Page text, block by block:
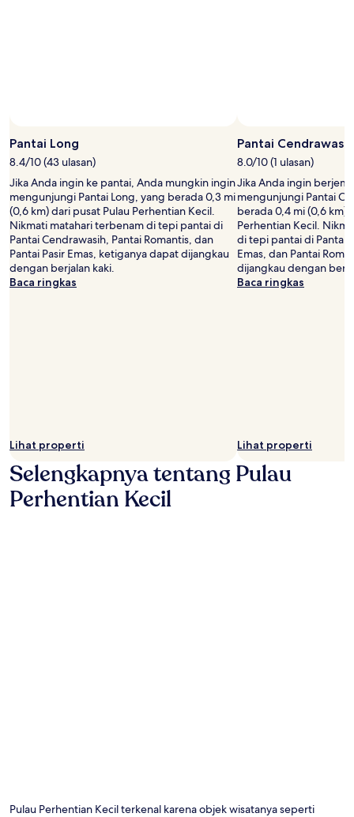
Terbuka
oleh
‎Ruchi
Gandhi
Pantai Long
8.4/10 (43 ulasan)
Jika Anda ingin ke pantai, Anda mungkin ingin
mengunjungi Pantai Long, yang berada 0,3 mi
(0,6 km) dari pusat Pulau Perhentian Kecil.
Nikmati matahari terbenam di tepi pantai di
Pantai Cendrawasih, Pantai Romantis, dan
Pantai Pasir Emas, ketiganya dapat dijangkau
dengan berjalan kaki.
Baca ringkas
Lihat properti
Pantai Cendrawasih
8.0/10 (1 ulasan)
Jika Anda ingin
mengunjungi Pantai
berada 0,4 mi (0,6 km)
Perhentian Kecil.
di tepi pantai di Pantai
Emas, dan Pantai
dijangkau dengan
Baca ringkas
Lihat properti
Selengkapnya tentang Pulau
Perhentian Kecil
Pulau Perhentian Kecil terkenal karena objek wisatanya seperti